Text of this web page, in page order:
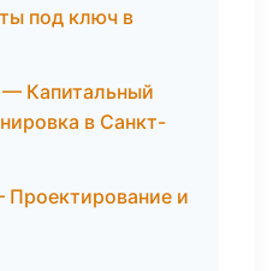
под ключ в
Капитальный
в Санкт-
и